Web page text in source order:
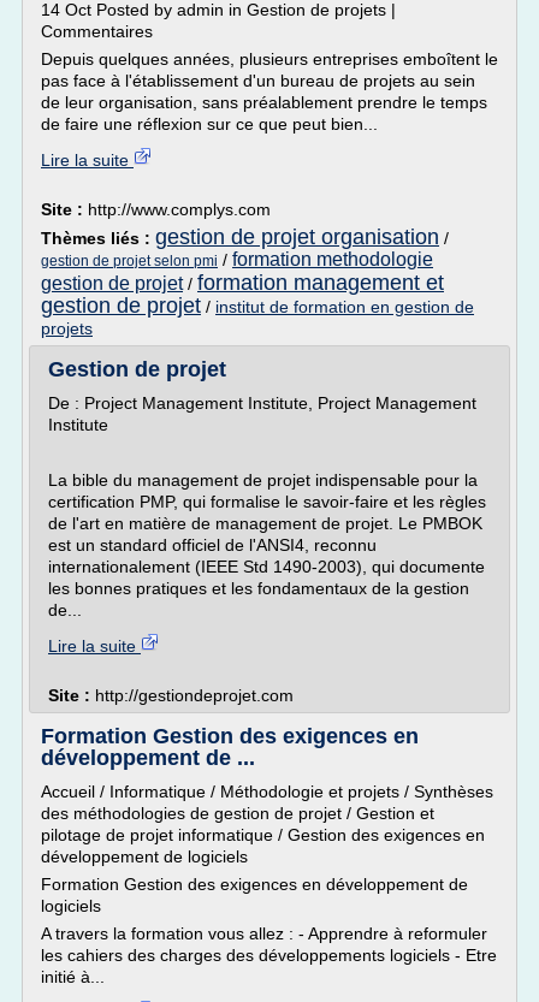
14 Oct Posted by admin in Gestion de projets |
Commentaires
Depuis quelques années, plusieurs entreprises emboîtent le
pas face à l'établissement d'un bureau de projets au sein
de leur organisation, sans préalablement prendre le temps
de faire une réflexion sur ce que peut bien...
Lire la suite
Site : http://www.complys.com
Thèmes liés : gestion de projet organisation /
gestion de projet selon pmi / formation methodologie
gestion de projet/ formation management et
gestion de projet / institut de formation en gestion de
projets
Gestion de projet
De : Project Management Institute, Project Management
Institute
La bible du management de projet indispensable pour la
certification PMP, qui formalise le savoir-faire et les règles
de l'art en matière de management de projet. Le PMBOK
est un standard officiel de l'ANSI4, reconnu
internationalement (IEEE Std 1490-2003), qui documente
les bonnes pratiques et les fondamentaux de la gestion
de...
Lire la suite
Site : http://gestiondeprojet.com
Formation Gestion des exigences en
développement de ...
Accueil / Informatique / Méthodologie et projets / Synthèses
des méthodologies de gestion de projet / Gestion et
pilotage de projet informatique / Gestion des exigences en
développement de logiciels
Formation Gestion des exigences en développement de
logiciels
A travers la formation vous allez : - Apprendre à reformuler
les cahiers des charges des développements logiciels - Etre
initié à...